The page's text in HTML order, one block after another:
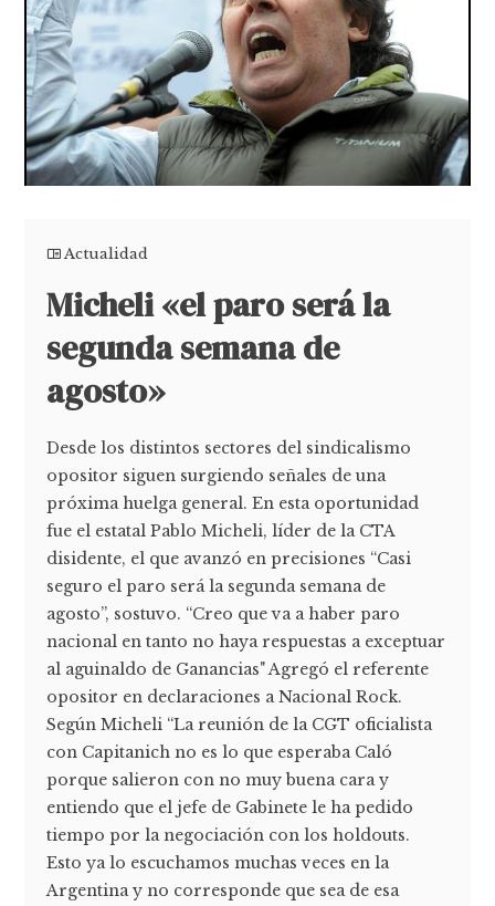
Actualidad
Micheli «el paro será la
segunda semana de
agosto»
Desde los distintos sectores del sindicalismo
opositor siguen surgiendo señales de una
próxima huelga general. En esta oportunidad
fue el estatal Pablo Micheli, líder de la CTA
disidente, el que avanzó en precisiones “Casi
seguro el paro será la segunda semana de
agosto”, sostuvo. “Creo que va a haber paro
nacional en tanto no haya respuestas a exceptuar
al aguinaldo de Ganancias" Agregó el referente
opositor en declaraciones a Nacional Rock.
Según Micheli “La reunión de la CGT oficialista
con Capitanich no es lo que esperaba Caló
porque salieron con no muy buena cara y
entiendo que el jefe de Gabinete le ha pedido
tiempo por la negociación con los holdouts.
Esto ya lo escuchamos muchas veces en la
Argentina y no corresponde que sea de esa